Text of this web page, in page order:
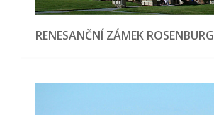
RENESANČNÍ ZÁMEK ROSENBURG